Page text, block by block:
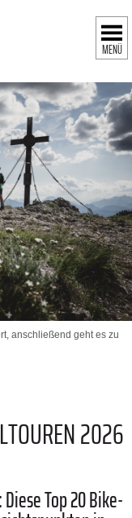
MENÜ
anschließend geht es zu
2026
Top 20 Bike-